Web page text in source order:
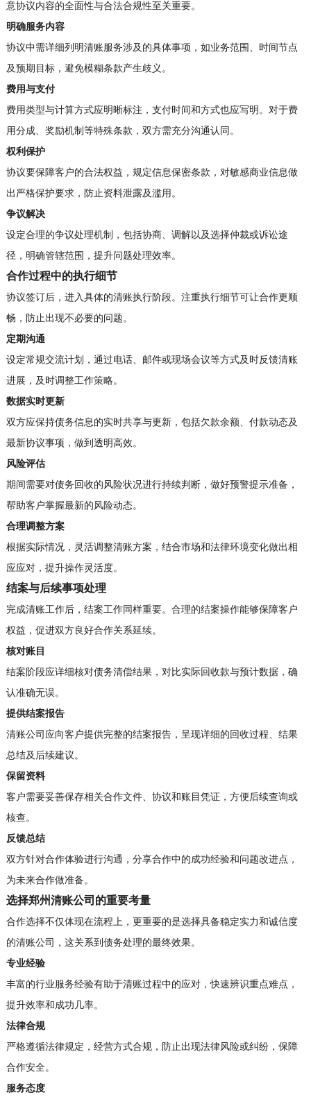
意协议内容的全面性与合法合规性至关重要。
明确服务内容
协议中需详细列明清账服务涉及的具体事项，如业务范围、时间节点
及预期目标，避免模糊条款产生歧义。
费用与支付
费用类型与计算方式应明晰标注，支付时间和方式也应写明。对于费
用分成、奖励机制等特殊条款，双方需充分沟通认同。
权利保护
协议要保障客户的合法权益，规定信息保密条款，对敏感商业信息做
出严格保护要求，防止资料泄露及滥用。
争议解决
设定合理的争议处理机制，包括协商、调解以及选择仲裁或诉讼途
径，明确管辖范围，提升问题处理效率。
合作过程中的执行细节
协议签订后，进入具体的清账执行阶段。注重执行细节可让合作更顺
畅，防止出现不必要的问题。
定期沟通
设定常规交流计划，通过电话、邮件或现场会议等方式及时反馈清账
进展，及时调整工作策略。
数据实时更新
双方应保持债务信息的实时共享与更新，包括欠款余额、付款动态及
最新协议事项，做到透明高效。
风险评估
期间需要对债务回收的风险状况进行持续判断，做好预警提示准备，
帮助客户掌握最新的风险动态。
合理调整方案
根据实际情况，灵活调整清账方案，结合市场和法律环境变化做出相
应应对，提升操作灵活度。
结案与后续事项处理
完成清账工作后，结案工作同样重要。合理的结案操作能够保障客户
权益，促进双方良好合作关系延续。
核对账目
结案阶段应详细核对债务清偿结果，对比实际回收款与预计数据，确
认准确无误。
提供结案报告
清账公司应向客户提供完整的结案报告，呈现详细的回收过程、结果
总结及后续建议。
保留资料
客户需要妥善保存相关合作文件、协议和账目凭证，方便后续查询或
核查。
反馈总结
双方针对合作体验进行沟通，分享合作中的成功经验和问题改进点，
为未来合作做准备。
选择郑州清账公司的重要考量
合作选择不仅体现在流程上，更重要的是选择具备稳定实力和诚信度
的清账公司，这关系到债务处理的最终效果。
专业经验
丰富的行业服务经验有助于清账过程中的应对，快速辨识重点难点，
提升效率和成功几率。
法律合规
严格遵循法律规定，经营方式合规，防止出现法律风险或纠纷，保障
合作安全。
服务态度